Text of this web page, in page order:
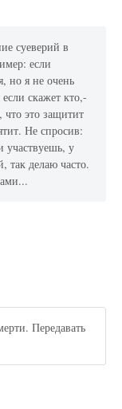
суеверий в
если
но я не очень
скажет кто,-
это защитит
Не спросив:
участвуешь, у
так делаю часто.
Передавать